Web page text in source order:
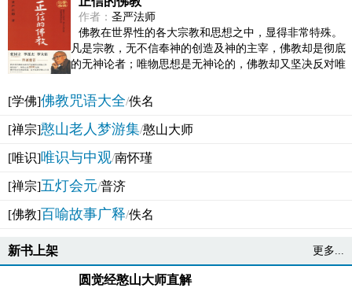
作者： 圣严法师
佛教在世界性的各大宗教和思想之中，显得非常特殊。
凡是宗教，无不信奉神的创造及神的主宰，佛教却是彻底
的无神论者；唯物思想是无神论的，佛教却又坚决反对唯
[学佛]佛教咒语大全/佚名
[禅宗]憨山老人梦游集/憨山大师
[唯识]唯识与中观/南怀瑾
[禅宗]五灯会元/普济
[佛教]百喻故事广释/佚名
新书上架 更多...
圆觉经憨山大师直解